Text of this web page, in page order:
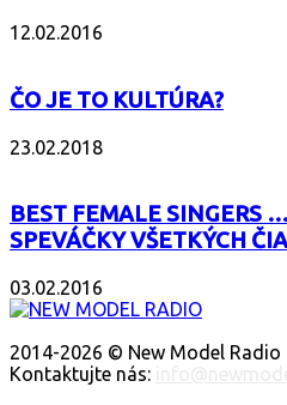
12.02.2016
ČO JE TO KULTÚRA?
23.02.2018
BEST FEMALE SINGERS
SPEVÁČKY VŠETKÝCH
03.02.2016
2014-2026 © New Model Radio
Kontaktujte nás: